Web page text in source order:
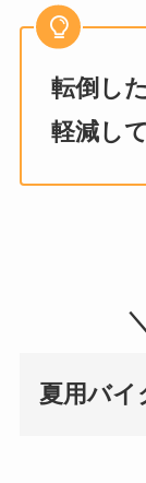
転倒し
軽減し
夏用バイ